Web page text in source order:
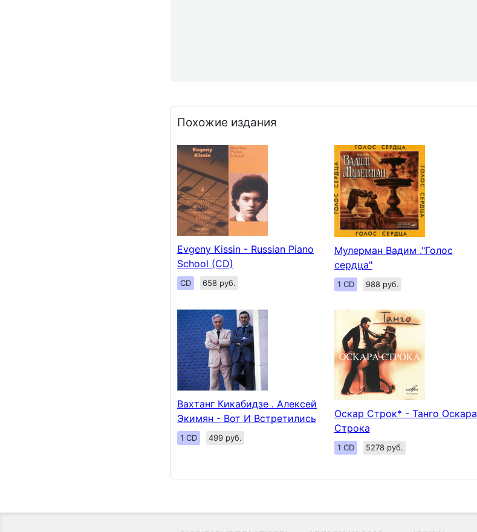
Похожие издания
Evgeny Kissin - Russian Piano
School (CD)
CD 658 руб.
Мулерман Вадим ."Голос
сердца"
1 CD 988 руб.
Вахтанг Кикабидзе . Алексей
Экимян - Вот И Встретились
1 CD 499 руб.
Оскар Строк* - Танго Оскара
Строка
1 CD 5278 руб.